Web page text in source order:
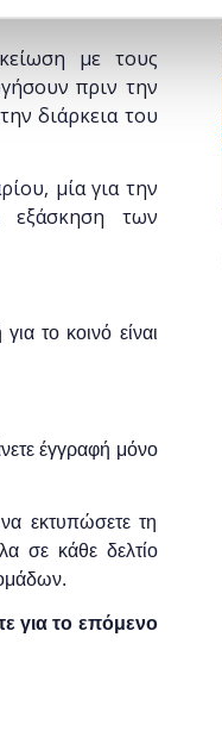
με τους
πριν την
διάρκεια του
μία για την
εξάσκηση των
το κοινό είναι
έγγραφή μόνο
εκτυπώσετε τη
σε κάθε δελτίο
για το επόμενο